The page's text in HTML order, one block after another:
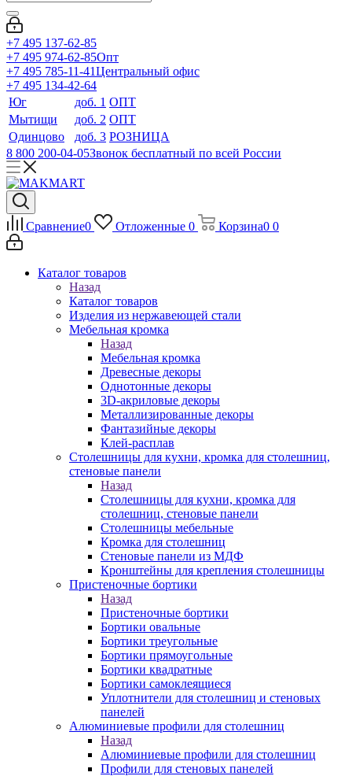
+7 495 137-62-85
+7 495 974-62-85Опт
+7 495 785-11-41Центральный офис
+7 495 134-42-64
Юг
доб. 1 ОПТ
Мытищи
доб. 2 ОПТ
Одинцово
доб. 3 РОЗНИЦА
8 800 200-04-05Звонок бесплатный по всей России
Сравнение0 Отложенные 0 Корзина0 0
Каталог товаров
Назад
Каталог товаров
Изделия из нержавеющей стали
Мебельная кромка
Назад
Мебельная кромка
Древесные декоры
Однотонные декоры
3D-акриловые декоры
Металлизированные декоры
Фантазийные декоры
Клей-расплав
Столешницы для кухни, кромка для столешниц,
стеновые панели
Назад
Столешницы для кухни, кромка для
столешниц, стеновые панели
Столешницы мебельные
Кромка для столешниц
Стеновые панели из МДФ
Кронштейны для крепления столешницы
Пристеночные бортики
Назад
Пристеночные бортики
Бортики овальные
Бортики треугольные
Бортики прямоугольные
Бортики квадратные
Бортики самоклеящиеся
Уплотнители для столешниц и стеновых
панелей
Алюминиевые профили для столешниц
Назад
Алюминиевые профили для столешниц
Профили для стеновых панелей